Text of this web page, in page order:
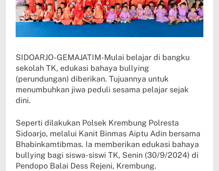
SIDOARJO-GEMAJATIM-Mulai belajar di bangku
sekolah TK, edukasi bahaya bullying
(perundungan) diberikan. Tujuannya untuk
menumbuhkan jiwa peduli sesama pelajar sejak
dini.
Seperti dilakukan Polsek Krembung Polresta
Sidoarjo, melalui Kanit Binmas Aiptu Adin bersama
Bhabinkamtibmas. Ia memberikan edukasi bahaya
bullying bagi siswa-siswi TK, Senin (30/9/2024) di
Pendopo Balai Dess Rejeni, Krembung.